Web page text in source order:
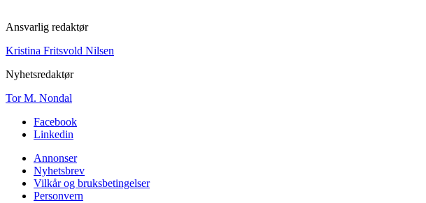
Ansvarlig redaktør
Kristina Fritsvold Nilsen
Nyhetsredaktør
Tor M. Nondal
Facebook
Linkedin
Annonser
Nyhetsbrev
Vilkår og bruksbetingelser
Personvern